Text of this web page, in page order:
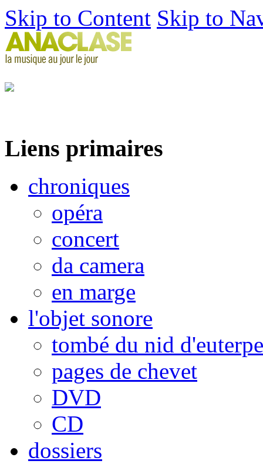
Skip to Content Skip to
Liens primaires
chroniques
opéra
concert
da camera
en marge
l'objet sonore
tombé du nid d'euterpe
pages de chevet
DVD
CD
dossiers